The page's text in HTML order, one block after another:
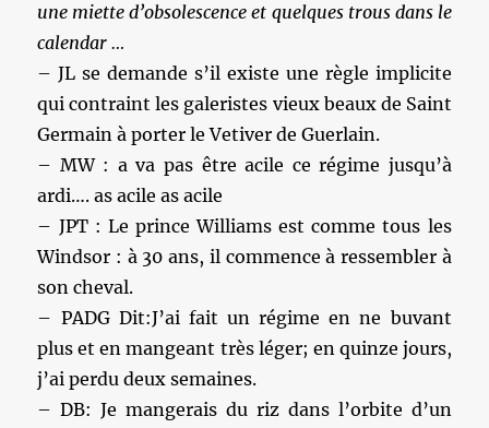
une miette d’obsolescence et quelques trous dans le
calendar …
– JL se demande s’il existe une règle implicite
qui contraint les galeristes vieux beaux de Saint
Germain à porter le Vetiver de Guerlain.
– MW : a va pas être acile ce régime jusqu’à
ardi…. as acile as acile
– JPT : Le prince Williams est comme tous les
Windsor : à 30 ans, il commence à ressembler à
son cheval.
– PADG Dit:J’ai fait un régime en ne buvant
plus et en mangeant très léger; en quinze jours,
j’ai perdu deux semaines.
– DB: Je mangerais du riz dans l’orbite d’un